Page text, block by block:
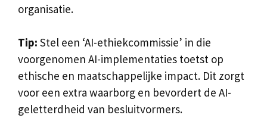
organisatie.
Tip: Stel een ‘AI-ethiekcommissie’ in die
voorgenomen AI-implementaties toetst op
ethische en maatschappelijke impact. Dit zorgt
voor een extra waarborg en bevordert de AI-
geletterdheid van besluitvormers.